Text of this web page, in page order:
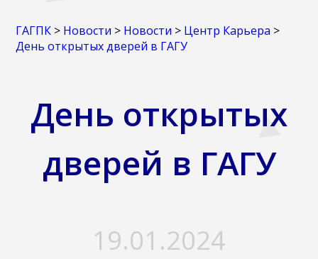
ГАГПК > Новости > Новости > Центр Карьера >
День открытых дверей в ГАГУ
День открытых
дверей в ГАГУ
19.01.2024